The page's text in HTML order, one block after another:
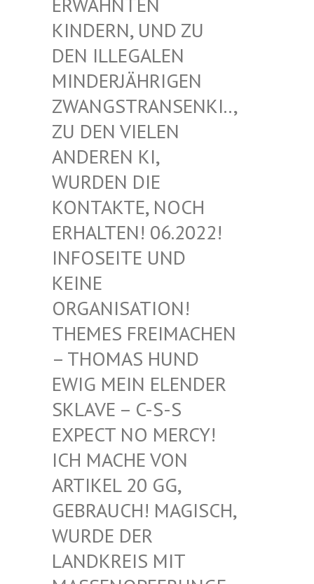
INDERN, UND ZU D
EN ILLEGALEN M
INDERJÄHRIGEN Z
WANGSTRANSENKI.., Z
U DEN VIELEN A
NDEREN KI, W
URDEN DIE K
ONTAKTE, NOCH E
RHALTEN! 06.2022! I
NFOSEITE UND K
EINE O
RGANISATION! T
HEMES FREIMACHEN –
THOMAS HUND E
WIG MEIN ELENDER S
KLAVE – C-S-S E
XPECT NO MERCY! I
CH MACHE VON A
RTIKEL 20 GG, G
EBRAUCH! MAGISCH, W
URDE DER L
ANDKREIS MIT M